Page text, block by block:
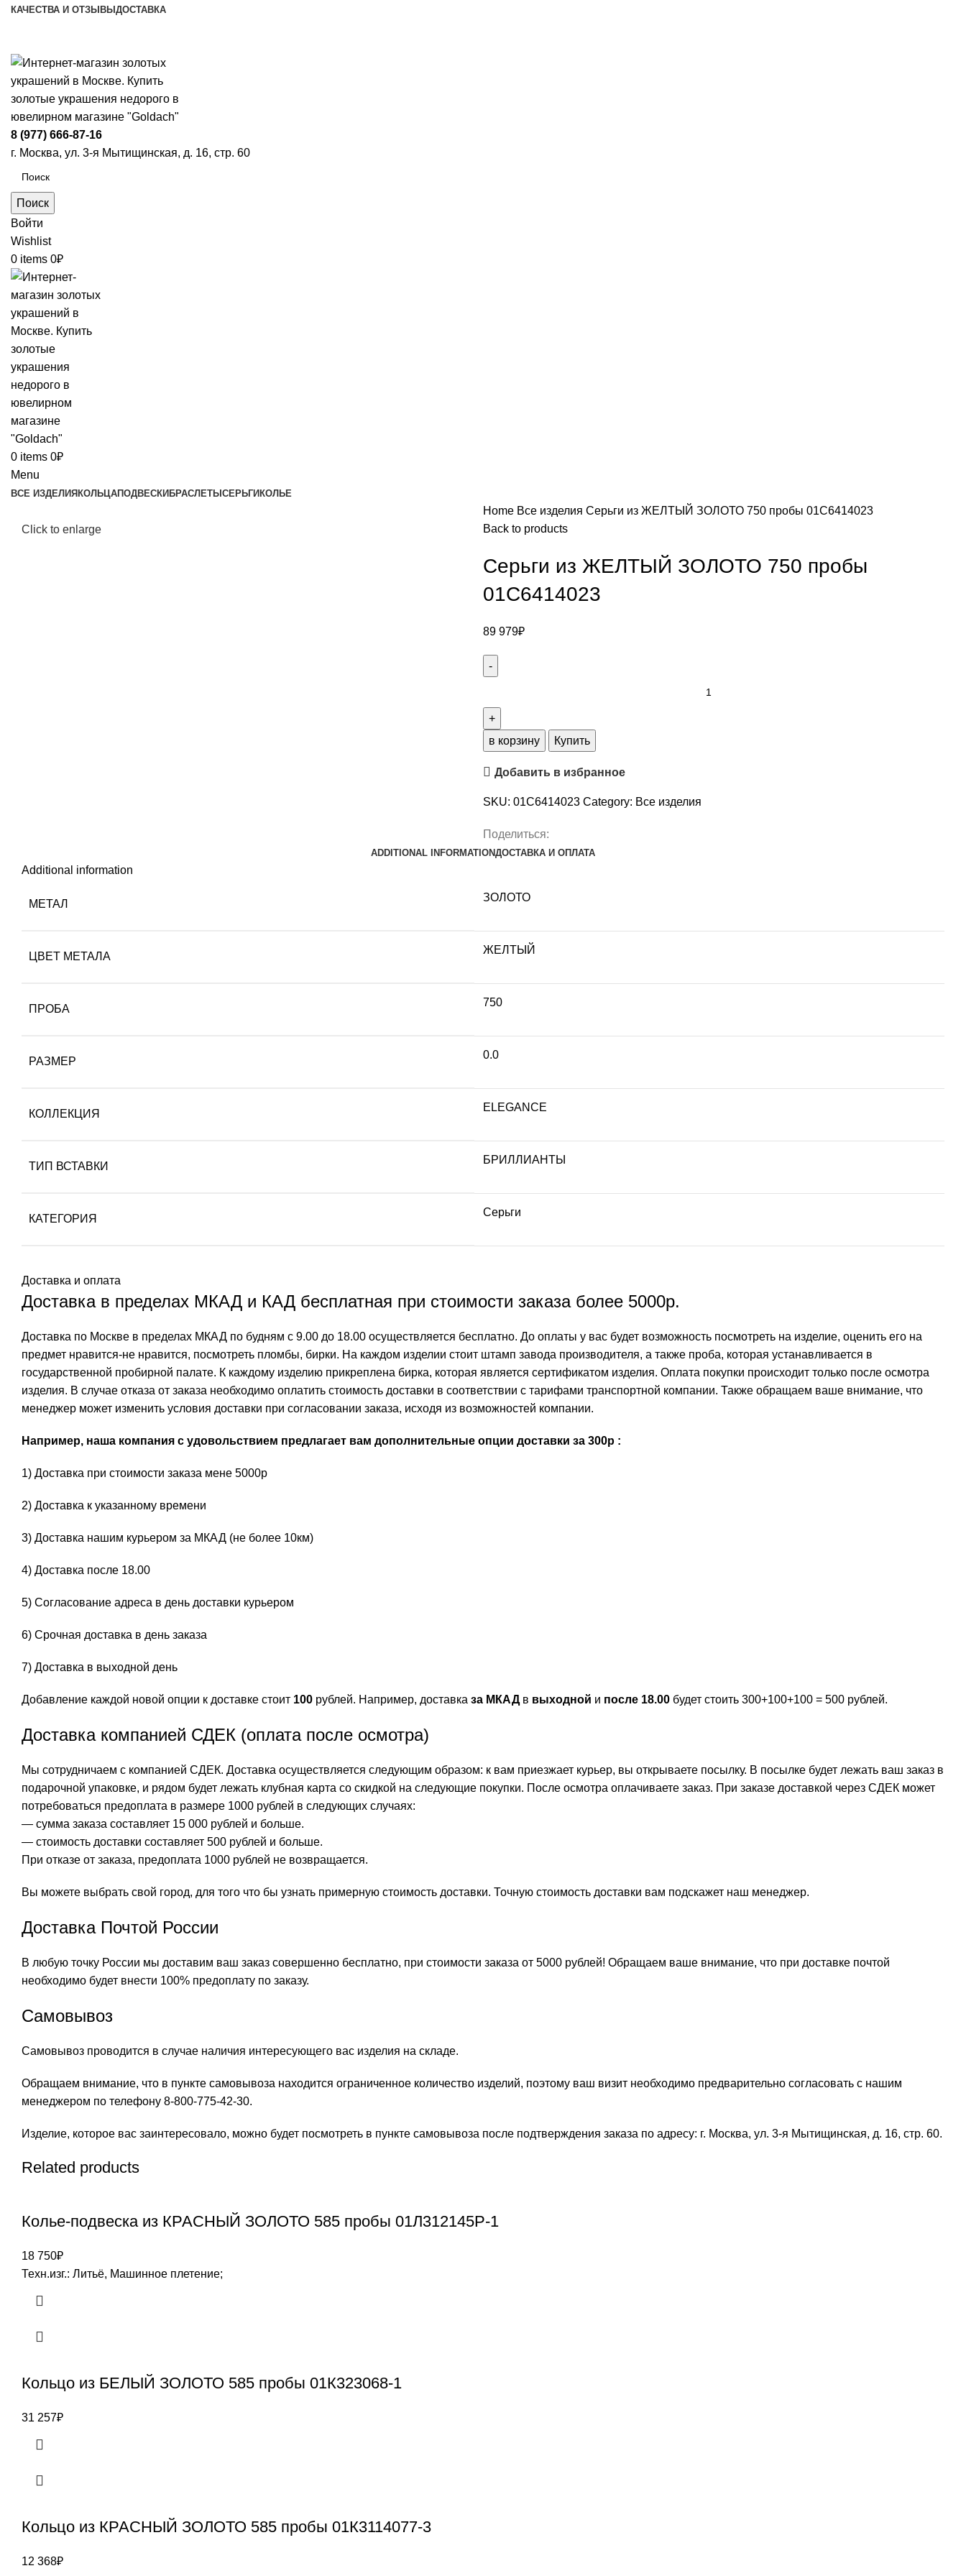
КАЧЕСТВА И ОТЗЫВЫ ДОСТАВКА
8 (977) 666-87-16
г. Москва, ул. 3-я Мытищинская, д. 16, стр. 60
Поиск
Войти
Wishlist
0 items 0₽
0 items 0₽
Menu
ВСЕ ИЗДЕЛИЯ КОЛЬЦАПОДВЕСКИ БРАСЛЕТЫ СЕРЬГИ КОЛЬЕ
Click to enlarge
Home Все изделия Серьги из ЖЕЛТЫЙ ЗОЛОТО 750 пробы 01С6414023
Back to products
Серьги из ЖЕЛТЫЙ ЗОЛОТО 750 пробы
01С6414023
89 979₽
ЖЕЛТЫЙ
ЗОЛОТО
пробы
в корзину Купить
Добавить в избранное
SKU: 01С6414023 Category: Все изделия
Поделиться:
ADDITIONAL INFORMATIONДОСТАВКА И ОПЛАТА
Additional information
МЕТАЛ
ЗОЛОТО
ЦВЕТ МЕТАЛА
ЖЕЛТЫЙ
ПРОБА
750
РАЗМЕР
0.0
КОЛЛЕКЦИЯ
ELEGANCE
ТИП ВСТАВКИ
БРИЛЛИАНТЫ
КАТЕГОРИЯ
Серьги
Доставка и оплата
Доставка в пределах МКАД и КАД бесплатная при стоимости заказа более 5000р.
Доставка по Москве в пределах МКАД по будням с 9.00 до 18.00 осуществляется бесплатно. До оплаты у вас будет возможность посмотреть на изделие, оценить его на
предмет нравится-не нравится, посмотреть пломбы, бирки. На каждом изделии стоит штамп завода производителя, а также проба, которая устанавливается в
государственной пробирной палате. К каждому изделию прикреплена бирка, которая является сертификатом изделия. Оплата покупки происходит только после осмотра
изделия. В случае отказа от заказа необходимо оплатить стоимость доставки в соответствии с тарифами транспортной компании. Также обращаем ваше внимание, что
менеджер может изменить условия доставки при согласовании заказа, исходя из возможностей компании.
Например, наша компания с удовольствием предлагает вам дополнительные опции доставки за 300р :
1) Доставка при стоимости заказа мене 5000р
2) Доставка к указанному времени
3) Доставка нашим курьером за МКАД (не более 10км)
4) Доставка после 18.00
5) Согласование адреса в день доставки курьером
6) Срочная доставка в день заказа
7) Доставка в выходной день
Добавление каждой новой опции к доставке стоит 100 рублей. Например, доставка за МКАДв выходной и после 18.00 будет стоить 300+100+100 = 500 рублей.
Доставка компанией СДЕК (оплата после осмотра)
Мы сотрудничаем с компанией СДЕК. Доставка осуществляется следующим образом: к вам приезжает курьер, вы открываете посылку. В посылке будет лежать ваш заказ в
подарочной упаковке, и рядом будет лежать клубная карта со скидкой на следующие покупки. После осмотра оплачиваете заказ. При заказе доставкой через СДЕК может
потребоваться предоплата в размере 1000 рублей в следующих случаях:
— сумма заказа составляет 15 000 рублей и больше.
— стоимость доставки составляет 500 рублей и больше.
При отказе от заказа, предоплата 1000 рублей не возвращается.
Вы можете выбрать свой город, для того что бы узнать примерную стоимость доставки. Точную стоимость доставки вам подскажет наш менеджер.
Доставка Почтой России
В любую точку России мы доставим ваш заказ совершенно бесплатно, при стоимости заказа от 5000 рублей! Обращаем ваше внимание, что при доставке почтой
необходимо будет внести 100% предоплату по заказу.
Самовывоз
Самовывоз проводится в случае наличия интересующего вас изделия на складе.
Обращаем внимание, что в пункте самовывоза находится ограниченное количество изделий, поэтому ваш визит необходимо предварительно согласовать с нашим
менеджером по телефону 8-800-775-42-30.
Изделие, которое вас заинтересовало, можно будет посмотреть в пункте самовывоза после подтверждения заказа по адресу: г. Москва, ул. 3-я Мытищинская, д. 16, стр. 60.
Related products
Колье-подвеска из КРАСНЫЙ ЗОЛОТО 585 пробы 01Л312145Р-1
18 750₽
Техн.изг.: Литьё, Машинное плетение;
Кольцо из БЕЛЫЙ ЗОЛОТО 585 пробы 01К323068-1
31 257₽
Кольцо из КРАСНЫЙ ЗОЛОТО 585 пробы 01К3114077-3
12 368₽